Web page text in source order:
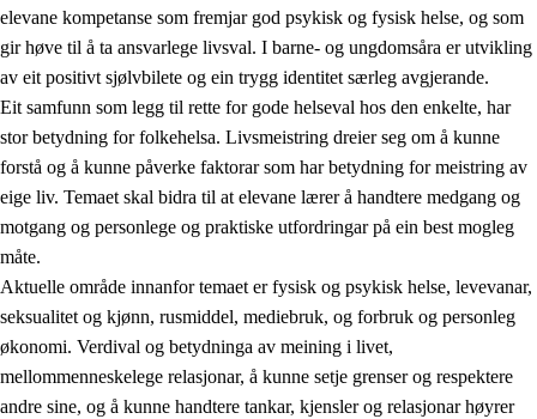
2. Prinsipp for læring, utvikling og danning
2.2 Kompetanse i faga
2.3 Grunnleggjande ferdigheiter
2.4 Å lære å lære
elevane kompetanse som fremjar god psykisk og fysisk helse, og som
gir høve til å ta ansvarlege livsval. I barne- og ungdomsåra er utvikling
av eit positivt sjølvbilete og ein trygg identitet særleg avgjerande.
Eit samfunn som legg til rette for gode helseval hos den enkelte, har
stor betydning for folkehelsa. Livsmeistring dreier seg om å kunne
forstå og å kunne påverke faktorar som har betydning for meistring av
eige liv. Temaet skal bidra til at elevane lærer å handtere medgang og
motgang og personlege og praktiske utfordringar på ein best mogleg
måte.
Aktuelle område innanfor temaet er fysisk og psykisk helse, levevanar,
seksualitet og kjønn, rusmiddel, mediebruk, og forbruk og personleg
økonomi. Verdival og betydninga av meining i livet,
mellommenneskelege relasjonar, å kunne setje grenser og respektere
andre sine, og å kunne handtere tankar, kjensler og relasjonar høyrer